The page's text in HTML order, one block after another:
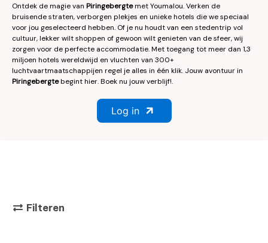
Ontdek de magie van Piringebergtemet Youmalou. Verken de
bruisende straten, verborgen plekjes en unieke hotels die we speciaal
voor jou geselecteerd hebben. Of je nu houdt van een stedentrip vol
cultuur, lekker wilt shoppen of gewoon wilt genieten van de sfeer, wij
zorgen voor de perfecte accommodatie. Met toegang tot meer dan 1,3
miljoen hotels wereldwijd en vluchten van 300+
luchtvaartmaatschappijen regel je alles in één klik. Jouw avontuur in
Piringebergtebegint hier. Boek nu jouw verblijf!.
Log in
Filteren